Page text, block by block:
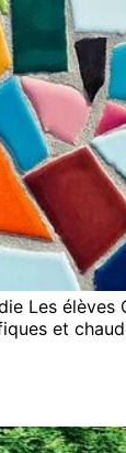
Les
et